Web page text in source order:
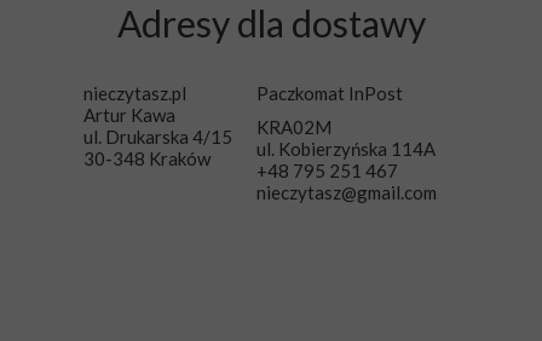
Adresy dla dostawy
nieczytasz.pl
Artur Kawa
ul. Drukarska 4/15
30-348 Kraków
Paczkomat InPost
KRA02M
ul. Kobierzyńska 114A
+48 795 251 467
nieczytasz@gmail.com